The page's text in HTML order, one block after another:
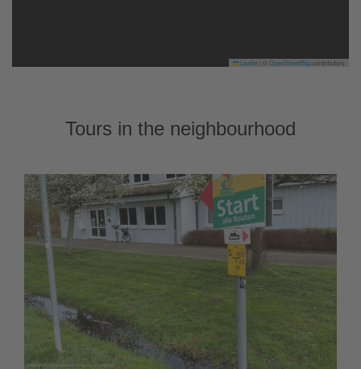
Leaflet OpenStreetMapcontributors
Tours in the neighbourhood